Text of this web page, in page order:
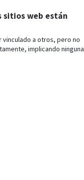
sitios web están
a otros, pero no
implicando ninguna